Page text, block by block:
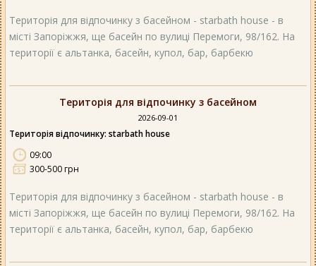
Територія для відпочинку з басейном - starbath house - в
місті Запоріжжя, ще басейн по вулиці Перемоги, 98/162. На
території є альтанка, басейн, купол, бар, барбекю
Територія для відпочинку з басейном
2026-09-01
Територія відпочинку: starbath house
09:00
300-500 грн
Територія для відпочинку з басейном - starbath house - в
місті Запоріжжя, ще басейн по вулиці Перемоги, 98/162. На
території є альтанка, басейн, купол, бар, барбекю